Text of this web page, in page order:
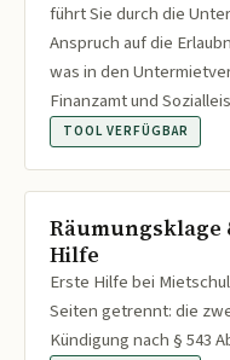
führt Sie durch die
Anspruch auf die
was in den
Finanzamt und
TOOL VERFÜGBAR
Räumungsklage
Hilfe
Erste Hilfe bei
Seiten getrennt: die
Kündigung nach § 543